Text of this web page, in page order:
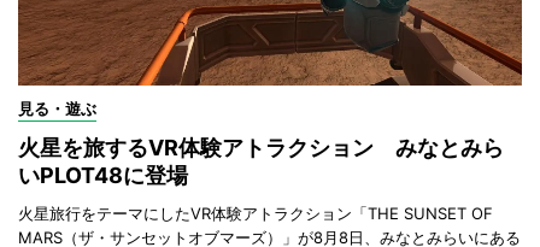
見る・遊ぶ
火星を旅するVR体験アトラクション みなとみら
いPLOT48に登場
火星旅行をテーマにしたVR体験アトラクション「THE SUNSET OF
MARS（ザ・サンセットオブマーズ）」が8月8日、みなとみらいにある